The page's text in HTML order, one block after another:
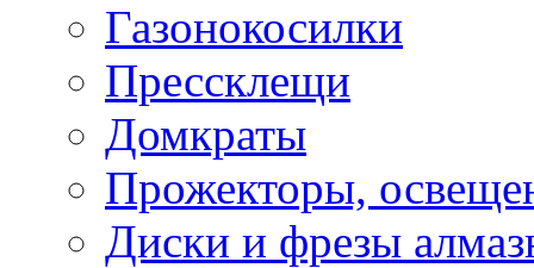
Газонокосилки
Прессклещи
Домкраты
Прожекторы,
Диски и фрезы